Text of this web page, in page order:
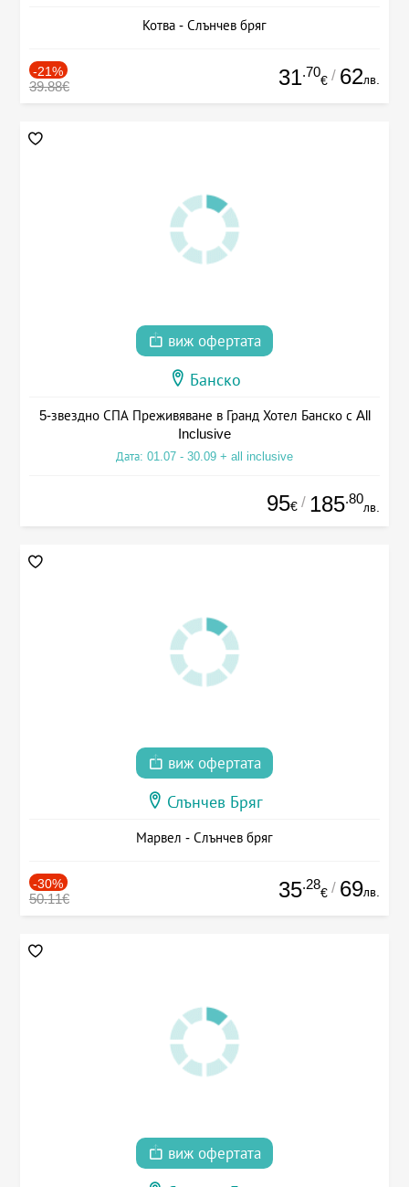
Котва - Слънчев бряг
-21%
39.88€ 31.70
€ / 62лв.
виж офертата
Банско
5-звездно СПА Преживяване в Гранд Хотел Банско с All
Inclusive
Дата: 01.07 - 30.09 + all inclusive
95€ / 185.80
лв.
виж офертата
Слънчев Бряг
Марвел - Слънчев бряг
-30%
50.11€ 35.28
€ / 69лв.
виж офертата